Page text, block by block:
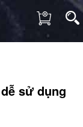
sử dụng